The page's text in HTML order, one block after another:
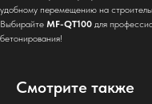
удобному перемещению на
Выбирайте MF-QT100 для
бетонирования!
Смотрите также